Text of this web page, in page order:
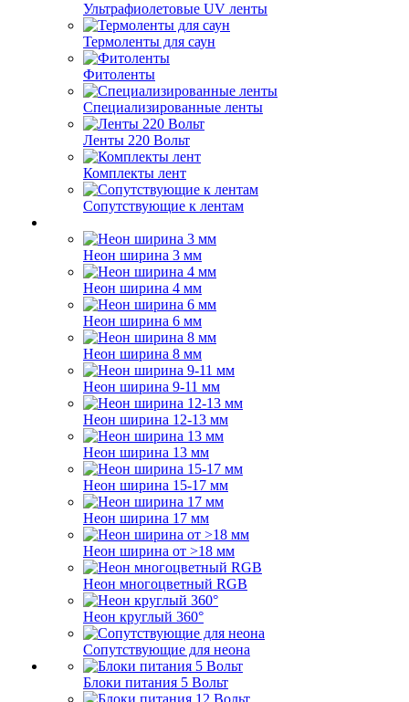
Ультрафиолетовые UV ленты
Термоленты для саун
Фитоленты
Специализированные ленты
Ленты 220 Вольт
Комплекты лент
Сопутствующие к лентам
Неон ширина 3 мм
Неон ширина 4 мм
Неон ширина 6 мм
Неон ширина 8 мм
Неон ширина 9-11 мм
Неон ширина 12-13 мм
Неон ширина 13 мм
Неон ширина 15-17 мм
Неон ширина 17 мм
Неон ширина от >18 мм
Неон многоцветный RGB
Неон круглый 360°
Сопутствующие для неона
Блоки питания 5 Вольт